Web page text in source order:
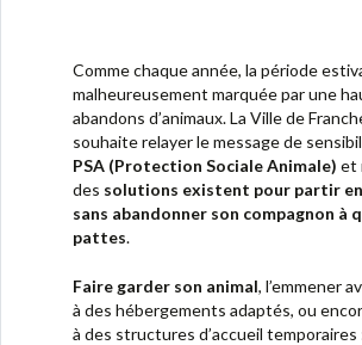
Comme chaque année, la période
malheureusement marquée par une
abandons d’animaux. La Ville de
souhaite relayer le message de
PSA (Protection Sociale Animale) et
des solutions existent pour partir en
sans abandonner son compagnon à
pattes.
Faire garder son animal, l’emmener
à des hébergements adaptés, ou
à des structures d’accueil